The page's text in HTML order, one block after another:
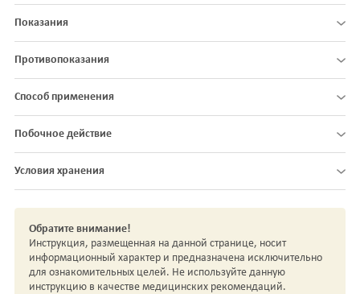
Показания
Противопоказания
Способ применения
Побочное действие
Условия хранения
Обратите внимание!
Инструкция, размещенная на данной странице, носит
информационный характер и предназначена исключительно
для ознакомительных целей. Не используйте данную
инструкцию в качестве медицинских рекомендаций.